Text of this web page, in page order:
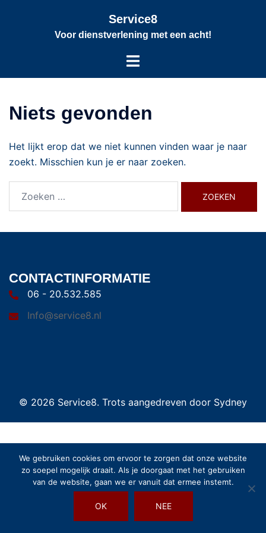
Service8
Voor dienstverlening met een acht!
Niets gevonden
Het lijkt erop dat we niet kunnen vinden waar je naar
zoekt. Misschien kun je er naar zoeken.
CONTACTINFORMATIE
06 - 20.532.585
Info@service8.nl
© 2026 Service8. Trots aangedreven door Sydney
We gebruiken cookies om ervoor te zorgen dat onze website
zo soepel mogelijk draait. Als je doorgaat met het gebruiken
van de website, gaan we er vanuit dat ermee instemt.
OK NEE